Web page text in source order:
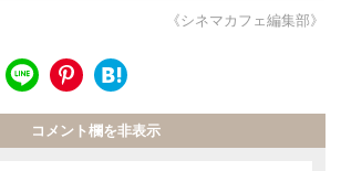
《シネマカフェ編集部》
コメント欄を非表示